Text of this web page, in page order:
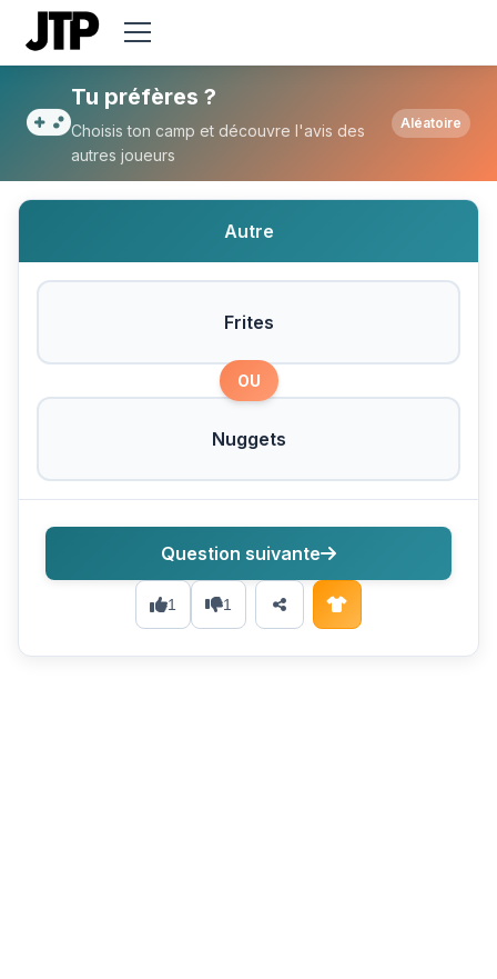
Tu préfères Frites ou Nuggets ?
Tu préfères ?
Choisis ton camp et découvre l'avis des
autres joueurs
Aléatoire
Autre
Frites
OU
Nuggets
1 1
Question suivante